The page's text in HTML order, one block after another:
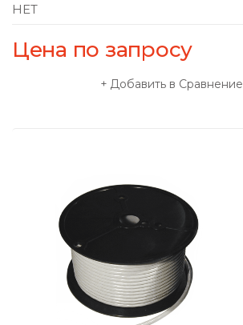
НЕТ
Цена по запросу
Добавить в Сравнение